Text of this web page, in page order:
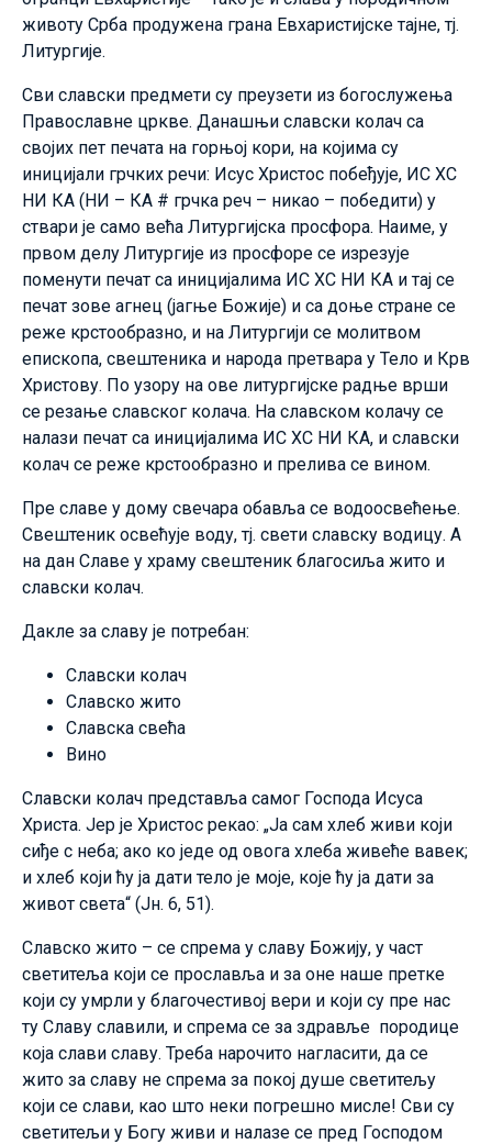
животу Срба продужена грана Евхаристијске тајне, тј.
Литургије.
Сви славски предмети су преузети из богослужења
Православне цркве. Данашњи славски колач са
својих пет печата на горњој кори, на којима су
иницијали грчких речи: Исус Христос побеђује, ИС ХС
НИ КА (НИ – КА # грчка реч – никао – победити) у
ствари је само већа Литургијска просфора. Наиме, у
првом делу Литургије из просфоре се изрезује
поменути печат са иницијалима ИС ХС НИ КА и тај се
печат зове агнец (јагње Божије) и са доње стране се
реже крстообразно, и на Литургији се молитвом
епископа, свештеника и народа претвара у Тело и Крв
Христову. По узору на ове литургијске радње врши
се резање славског колача. На славском колачу се
налази печат са иницијалима ИС ХС НИ КА, и славски
колач се реже крстообразно и прелива се вином.
Пре славе у дому свечара обавља се водоосвећење.
Свештеник освећује воду, тј. свети славску водицу. А
на дан Славе у храму свештеник благосиља жито и
славски колач.
Дакле за славу је потребан:
Славски колач
Славско жито
Славска свећа
Вино
Славски колач представља самог Господа Исуса
Христа. Јер је Христос рекао: „Ја сам хлеб живи који
сиђе с неба; ако ко једе од овога хлеба живеће вавек;
и хлеб који ћу ја дати тело је моје, које ћу ја дати за
живот света“ (Јн. 6, 51).
Славско жито – се спрема у славу Божију, у част
светитеља који се прославља и за оне наше претке
који су умрли у благочестивој вери и који су пре нас
ту Славу славили, и спрема се за здравље породице
која слави славу. Треба нарочито нагласити, да се
жито за славу не спрема за покој душе светитељу
који се слави, као што неки погрешно мисле! Сви су
светитељи у Богу живи и налазе се пред Господом